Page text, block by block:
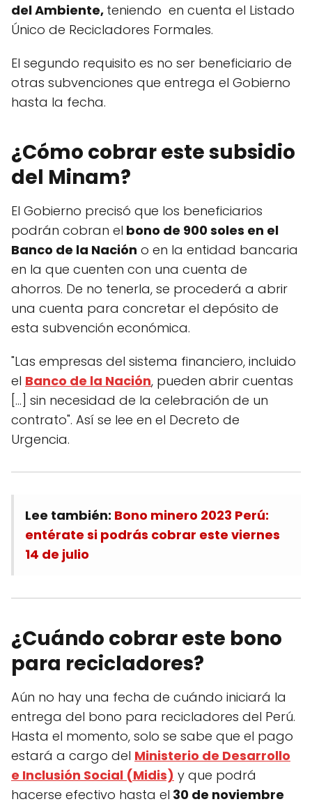
del Ambiente, teniendo en cuenta el Listado
Único de Recicladores Formales.
El segundo requisito es no ser beneficiario de
otras subvenciones que entrega el Gobierno
hasta la fecha.
¿Cómo cobrar este subsidio
del Minam?
El Gobierno precisó que los beneficiarios
podrán cobran el bono de 900 soles en el
Banco de la Nación o en la entidad bancaria
en la que cuenten con una cuenta de
ahorros. De no tenerla, se procederá a abrir
una cuenta para concretar el depósito de
esta subvención económica.
"Las empresas del sistema financiero, incluido
el Banco de la Nación, pueden abrir cuentas
[...] sin necesidad de la celebración de un
contrato". Así se lee en el Decreto de
Urgencia.
Lee también: Bono minero 2023 Perú:
entérate si podrás cobrar este viernes
14 de julio
¿Cuándo cobrar este bono
para recicladores?
Aún no hay una fecha de cuándo iniciará la
entrega del bono para recicladores del Perú.
Hasta el momento, solo se sabe que el pago
estará a cargo del Ministerio de Desarrollo
e Inclusión Social (Midis) y que podrá
hacerse efectivo hasta el 30 de noviembre